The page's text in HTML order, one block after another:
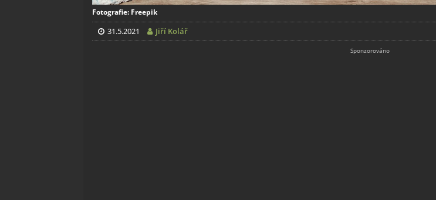
Fotografie: Freepik
31.5.2021 Jiří Kolář